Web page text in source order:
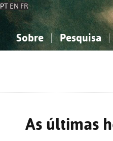
PT EN FR
Sobre Pesquisa
As últimas